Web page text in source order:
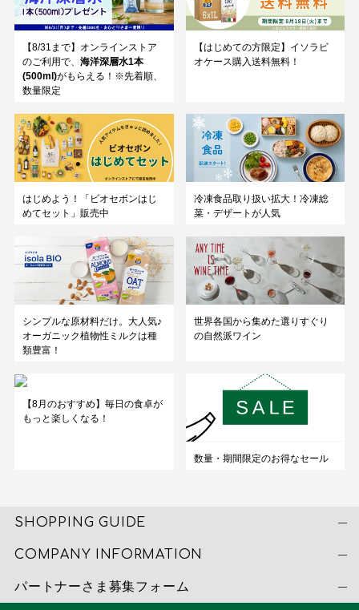
【8/31まで】オンラインストア
のご利用で、 海洋深層水1本
(500ml)がもらえる！※先着順、
数量限定
【はじめての方限定】イソラビ
オケース購入送料無料！
はじめよう！「ビオセボンはじ
めてセット」販売中
冷凍食品取り扱い拡大！冷凍総
菜・デザートが人気
シンプルな原材料だけ。大人気♪
オーガニック植物性ミルクは種
類豊富！
世界各国から集めた選りすぐり
の自然派ワイン
【8月のおすすめ】毎日の食卓が
もっと楽しくなる！
数量・期間限定のお得なセール
SHOPPING GUIDE
COMPANY INFORMATION
パートナーさま募集フォーム